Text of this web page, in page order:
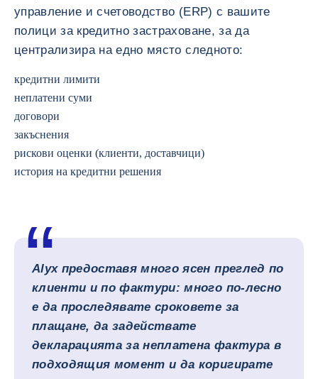
управление и счетоводство (ERP) с вашите
полици за кредитно застраховане, за да
централизира на едно място следното:
кредитни лимити
неплатени суми
договори
закъснения
рискови оценки (клиенти, доставчици)
история на кредитни решения
Alyx предоставя много ясен преглед по
клиенти и по фактури: много по-лесно
е да проследявате сроковете за
плащане, да задействате
декларацията за неплатена фактура в
подходящия момент и да коригирате